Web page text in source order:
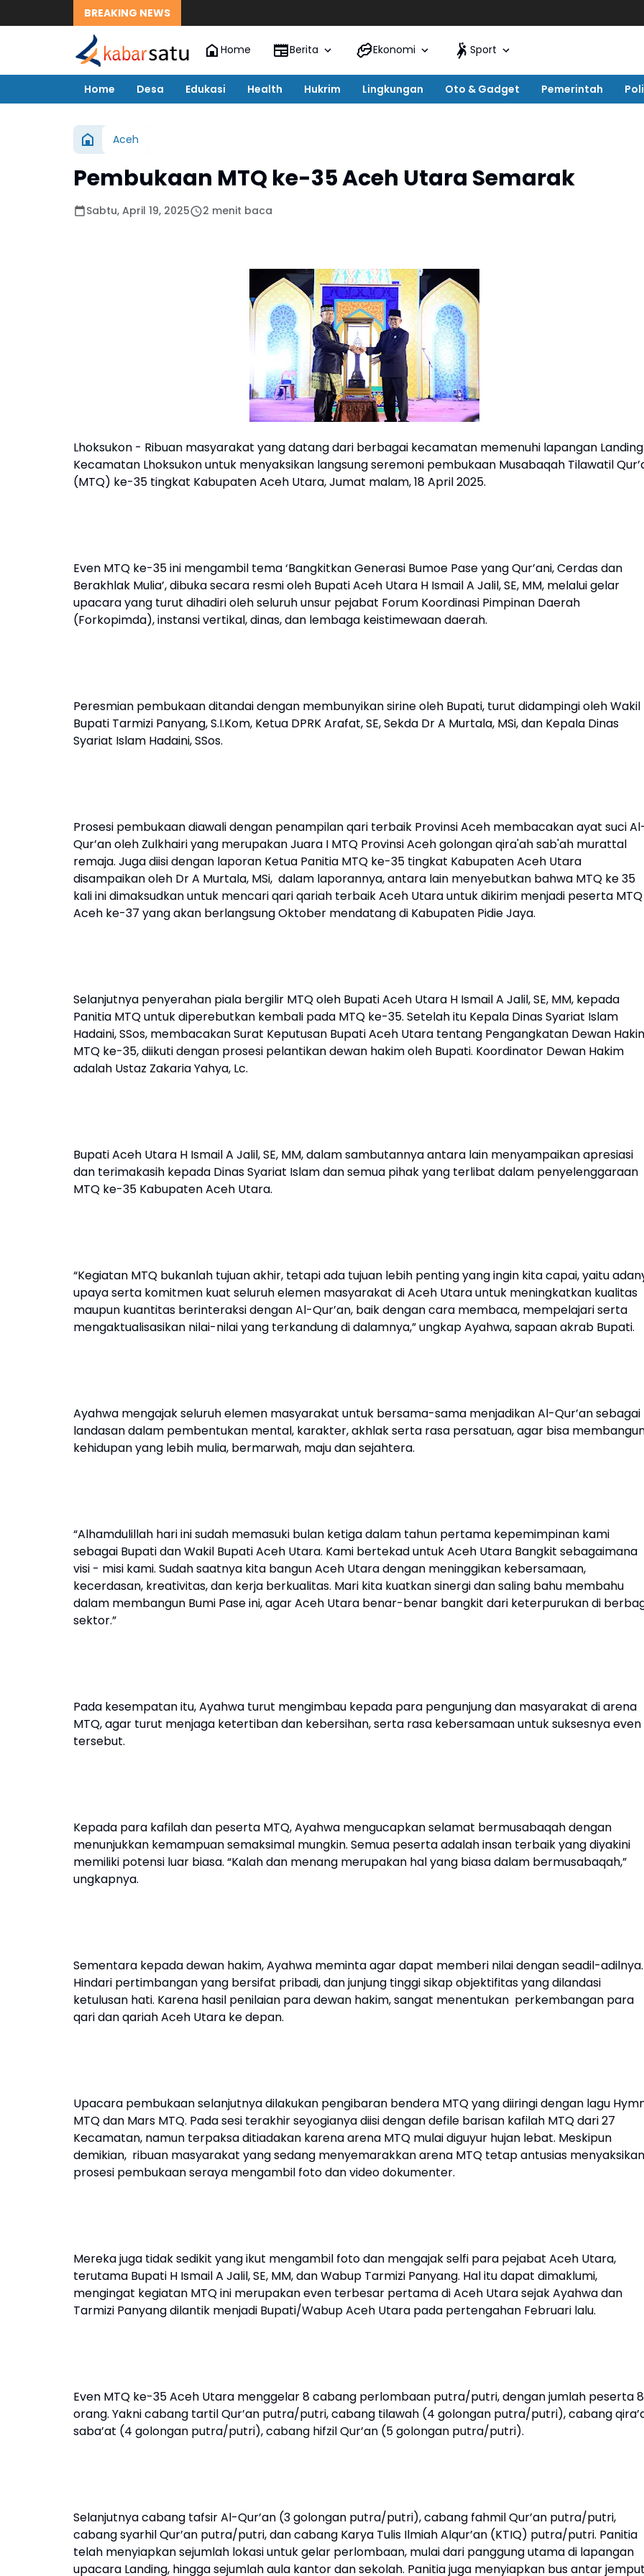
BREAKING NEWS
Home Berita Ekonomi Sport
Home Desa Edukasi Health Hukrim Lingkungan Oto & Gadget Pemerintah
Aceh
Pembukaan MTQ ke-35 Aceh Utara Semarak
Sabtu, April 19, 2025 2 menit baca
Lhoksukon - Ribuan masyarakat yang datang dari berbagai kecamatan memenuhi lapangan Landing
Kecamatan Lhoksukon untuk menyaksikan langsung seremoni pembukaan Musabaqah Tilawatil
(MTQ) ke-35 tingkat Kabupaten Aceh Utara, Jumat malam, 18 April 2025.
Even MTQ ke-35 ini mengambil tema ‘Bangkitkan Generasi Bumoe Pase yang Qur’ani, Cerdas dan
Berakhlak Mulia’, dibuka secara resmi oleh Bupati Aceh Utara H Ismail A Jalil, SE, MM, melalui gelar
upacara yang turut dihadiri oleh seluruh unsur pejabat Forum Koordinasi Pimpinan Daerah
(Forkopimda), instansi vertikal, dinas, dan lembaga keistimewaan daerah.
Peresmian pembukaan ditandai dengan membunyikan sirine oleh Bupati, turut didampingi oleh Wakil
Bupati Tarmizi Panyang, S.I.Kom, Ketua DPRK Arafat, SE, Sekda Dr A Murtala, MSi, dan Kepala Dinas
Syariat Islam Hadaini, SSos.
Prosesi pembukaan diawali dengan penampilan qari terbaik Provinsi Aceh membacakan ayat suci
Qur’an oleh Zulkhairi yang merupakan Juara I MTQ Provinsi Aceh golongan qira'ah sab'ah murattal
remaja. Juga diisi dengan laporan Ketua Panitia MTQ ke-35 tingkat Kabupaten Aceh Utara
disampaikan oleh Dr A Murtala, MSi, dalam laporannya, antara lain menyebutkan bahwa MTQ ke 35
kali ini dimaksudkan untuk mencari qari qariah terbaik Aceh Utara untuk dikirim menjadi peserta MTQ
Aceh ke-37 yang akan berlangsung Oktober mendatang di Kabupaten Pidie Jaya.
Selanjutnya penyerahan piala bergilir MTQ oleh Bupati Aceh Utara H Ismail A Jalil, SE, MM, kepada
Panitia MTQ untuk diperebutkan kembali pada MTQ ke-35. Setelah itu Kepala Dinas Syariat Islam
Hadaini, SSos, membacakan Surat Keputusan Bupati Aceh Utara tentang Pengangkatan Dewan
MTQ ke-35, diikuti dengan prosesi pelantikan dewan hakim oleh Bupati. Koordinator Dewan Hakim
adalah Ustaz Zakaria Yahya, Lc.
Bupati Aceh Utara H Ismail A Jalil, SE, MM, dalam sambutannya antara lain menyampaikan apresiasi
dan terimakasih kepada Dinas Syariat Islam dan semua pihak yang terlibat dalam penyelenggaraan
MTQ ke-35 Kabupaten Aceh Utara.
“Kegiatan MTQ bukanlah tujuan akhir, tetapi ada tujuan lebih penting yang ingin kita capai, yaitu
upaya serta komitmen kuat seluruh elemen masyarakat di Aceh Utara untuk meningkatkan kualitas
maupun kuantitas berinteraksi dengan Al-Qur’an, baik dengan cara membaca, mempelajari serta
mengaktualisasikan nilai-nilai yang terkandung di dalamnya,” ungkap Ayahwa, sapaan akrab Bupati.
Ayahwa mengajak seluruh elemen masyarakat untuk bersama-sama menjadikan Al-Qur’an sebagai
landasan dalam pembentukan mental, karakter, akhlak serta rasa persatuan, agar bisa
kehidupan yang lebih mulia, bermarwah, maju dan sejahtera.
“Alhamdulillah hari ini sudah memasuki bulan ketiga dalam tahun pertama kepemimpinan kami
sebagai Bupati dan Wakil Bupati Aceh Utara. Kami bertekad untuk Aceh Utara Bangkit sebagaimana
visi - misi kami. Sudah saatnya kita bangun Aceh Utara dengan meninggikan kebersamaan,
kecerdasan, kreativitas, dan kerja berkualitas. Mari kita kuatkan sinergi dan saling bahu membahu
dalam membangun Bumi Pase ini, agar Aceh Utara benar-benar bangkit dari keterpurukan di
sektor.”
Pada kesempatan itu, Ayahwa turut mengimbau kepada para pengunjung dan masyarakat di arena
MTQ, agar turut menjaga ketertiban dan kebersihan, serta rasa kebersamaan untuk suksesnya even
tersebut.
Kepada para kafilah dan peserta MTQ, Ayahwa mengucapkan selamat bermusabaqah dengan
menunjukkan kemampuan semaksimal mungkin. Semua peserta adalah insan terbaik yang diyakini
memiliki potensi luar biasa. “Kalah dan menang merupakan hal yang biasa dalam bermusabaqah,”
ungkapnya.
Sementara kepada dewan hakim, Ayahwa meminta agar dapat memberi nilai dengan seadil-adilnya.
Hindari pertimbangan yang bersifat pribadi, dan junjung tinggi sikap objektifitas yang dilandasi
ketulusan hati. Karena hasil penilaian para dewan hakim, sangat menentukan perkembangan para
qari dan qariah Aceh Utara ke depan.
Upacara pembukaan selanjutnya dilakukan pengibaran bendera MTQ yang diiringi dengan lagu
MTQ dan Mars MTQ. Pada sesi terakhir seyogianya diisi dengan defile barisan kafilah MTQ dari 27
Kecamatan, namun terpaksa ditiadakan karena arena MTQ mulai diguyur hujan lebat. Meskipun
demikian, ribuan masyarakat yang sedang menyemarakkan arena MTQ tetap antusias menyaksikan
prosesi pembukaan seraya mengambil foto dan video dokumenter.
Mereka juga tidak sedikit yang ikut mengambil foto dan mengajak selfi para pejabat Aceh Utara,
terutama Bupati H Ismail A Jalil, SE, MM, dan Wabup Tarmizi Panyang. Hal itu dapat dimaklumi,
mengingat kegiatan MTQ ini merupakan even terbesar pertama di Aceh Utara sejak Ayahwa dan
Tarmizi Panyang dilantik menjadi Bupati/Wabup Aceh Utara pada pertengahan Februari lalu.
Even MTQ ke-35 Aceh Utara menggelar 8 cabang perlombaan putra/putri, dengan jumlah peserta
orang. Yakni cabang tartil Qur’an putra/putri, cabang tilawah (4 golongan putra/putri), cabang
saba’at (4 golongan putra/putri), cabang hifzil Qur’an (5 golongan putra/putri).
Selanjutnya cabang tafsir Al-Qur’an (3 golongan putra/putri), cabang fahmil Qur’an putra/putri,
cabang syarhil Qur’an putra/putri, dan cabang Karya Tulis Ilmiah Alqur’an (KTIQ) putra/putri. Panitia
telah menyiapkan sejumlah lokasi untuk gelar perlombaan, mulai dari panggung utama di lapangan
upacara Landing, hingga sejumlah aula kantor dan sekolah. Panitia juga menyiapkan bus antar